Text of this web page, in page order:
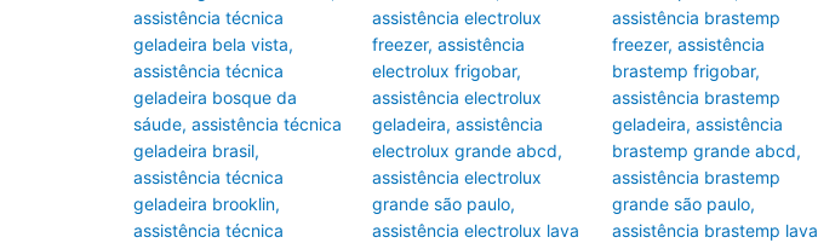
assistência técnica
geladeira bela vista,
assistência técnica
geladeira bosque da
sáude, assistência técnica
geladeira brasil,
assistência técnica
geladeira brooklin,
assistência técnica
assistência electrolux
freezer, assistência
electrolux frigobar,
assistência electrolux
geladeira, assistência
electrolux grande abcd,
assistência electrolux
grande são paulo,
assistência electrolux lava
assistência brastemp
freezer, assistência
brastemp frigobar,
assistência brastemp
geladeira, assistência
brastemp grande abcd,
assistência brastemp
grande são paulo,
assistência brastemp lava